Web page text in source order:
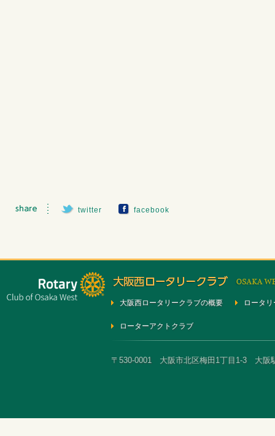
twitter facebook
大阪西ロータリークラブの概要 ロータ
ローターアクトクラブ
〒530-0001 大阪市北区梅田1丁目1-3 大阪